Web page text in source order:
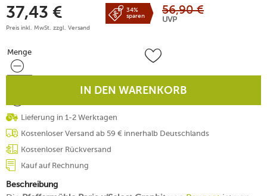
37,43 €
Preis inkl. MwSt. zzgl. Versand
34%
sparen
56,90 €
UVP
Menge
Menge
IN DEN WARENKORB
Lieferung in 1-2 Werktagen
Kostenloser Versand ab 59 € innerhalb Deutschlands
Kostenloser Rückversand
Kauf auf Rechnung
Beschreibung